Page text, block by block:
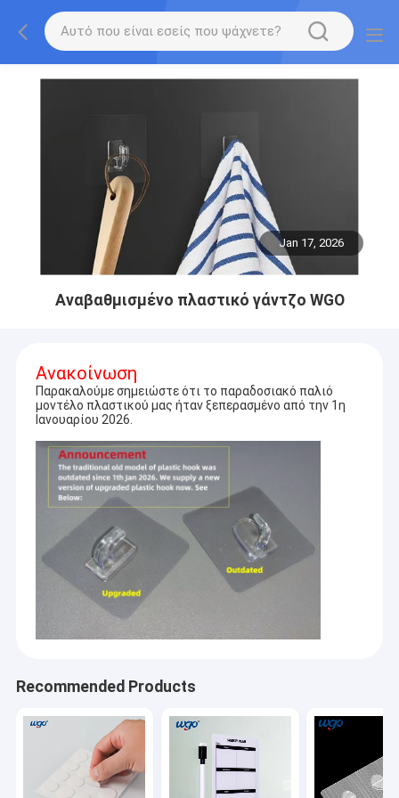
Jan 17, 2026
Αναβαθμισμένο πλαστικό γάντζο WGO
Ανακοίνωση
Παρακαλούμε σημειώστε ότι το παραδοσιακό παλιό
μοντέλο πλαστικού μας ήταν ξεπερασμένο από την 1η
Ιανουαρίου 2026.
Recommended Products